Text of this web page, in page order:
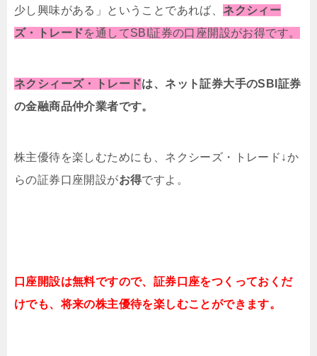
少し興味がある」
ということであれば、ネクシィー
ズ・トレードを通してSBI証券の口座開設がお得です。
ネクシィーズ・トレードは、ネット証券大手のSBI証券
の金融商品仲介業者です。
株主優待を楽しむためにも、ネクシーズ・トレード↓か
らの証券口座開設がお得ですよ。
口座開設は無料ですので、証券口座をつくっておくだ
けでも、将来の株主優待を楽しむことができます。